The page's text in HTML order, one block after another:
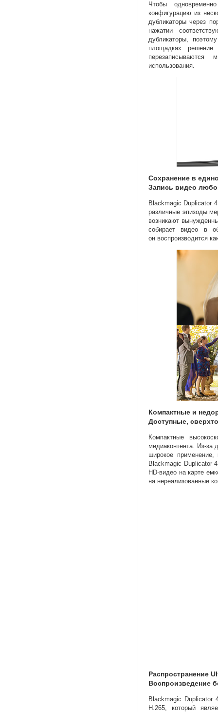
Чтобы
конфигурацию из
дубликаторы через
нажатии
дубликаторы,
площадках решение
перезаписываются
использования.
Сохранение в
Запись видео
Blackmagic Duplicator
различные эпизоды
возникают
собирает видео в
он воспроизводится
Компактные и
Доступные,
Компактные
медиаконтента. Из-за
широкое применение,
Blackmagic Duplicator
HD-видео на карте
на нереализованные
Распространение
Воспроизведение
Blackmagic Duplicator
H.265, который